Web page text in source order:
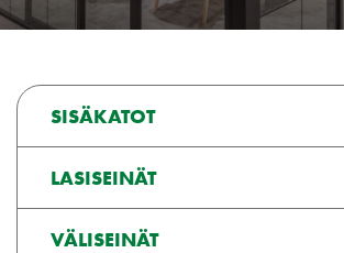
SISÄKATOT
LASISEINÄT
VÄLISEINÄT